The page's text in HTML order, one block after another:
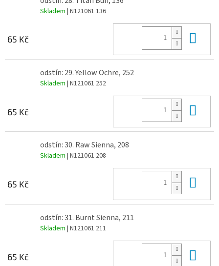
Skladem | N121061 136
65 Kč
odstín: 29. Yellow Ochre, 252
Skladem | N121061 252
65 Kč
odstín: 30. Raw Sienna, 208
Skladem | N121061 208
65 Kč
odstín: 31. Burnt Sienna, 211
Skladem | N121061 211
65 Kč